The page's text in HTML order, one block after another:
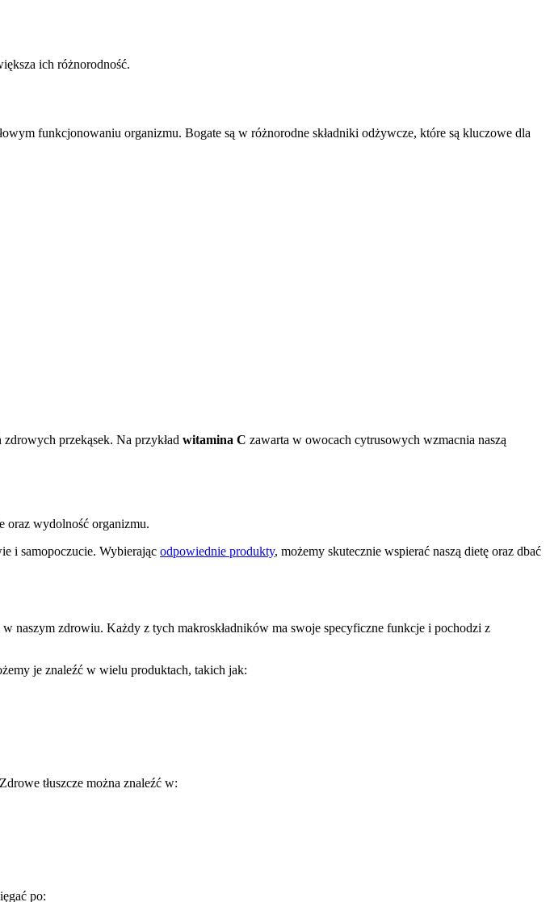
ich różnorodność.
funkcjonowaniu organizmu. Bogate są w różnorodne składniki odżywcze, które są kluczowe dla
przekąsek. Na przykład witamina C zawarta w owocach cytrusowych wzmacnia naszą
oraz wydolność organizmu.
i samopoczucie. Wybierając odpowiednie produkty, możemy skutecznie wspierać naszą dietę oraz dbać
naszym zdrowiu. Każdy z tych makroskładników ma swoje specyficzne funkcje i pochodzi z
je znaleźć w wielu produktach, takich jak:
tłuszcze można znaleźć w:
po: